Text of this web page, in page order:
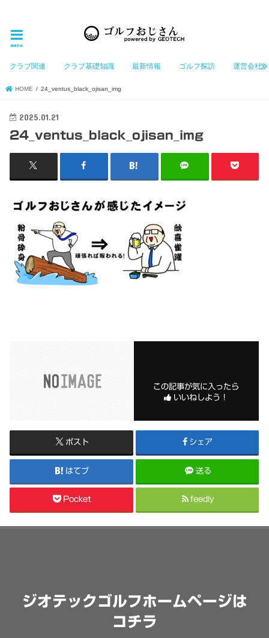
menu
クラブ関連 クラブ基礎知識 最新情報 ゴルフ探訪 運営会社
HOME 24_ventus_black_ojisan_img
2025.01.21
24_ventus_black_ojisan_img
この記事が気に入ったら
いいねしよう！
ポスト シェア
はてブ 送る
Pocket feedly
ジオテックゴルフホームページは
コチラ